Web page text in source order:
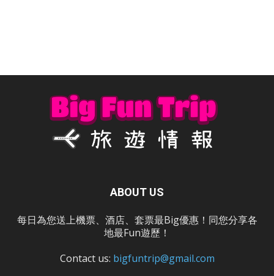
ABOUT US
每日為您送上機票、酒店、套票最Big優惠！同您分享各
地最Fun遊歷！
Contact us: bigfuntrip@gmail.com